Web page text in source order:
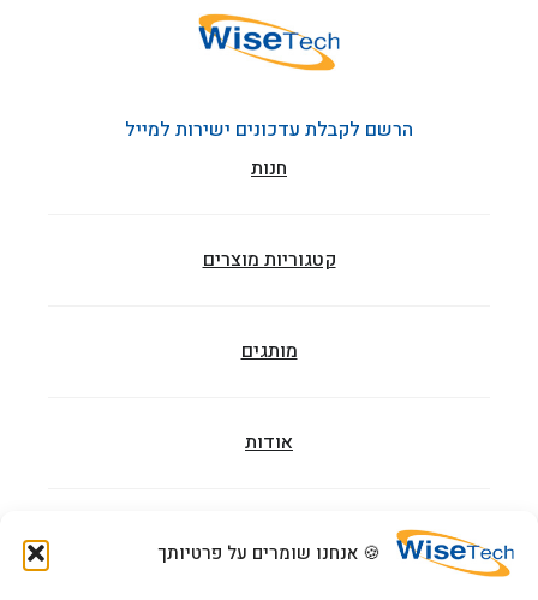
🍪 אנחנו שומרים על פרטיותך
הרשם לקבלת עדכונים ישירות למייל
חנות
קטגוריות מוצרים
מותגים
אודות